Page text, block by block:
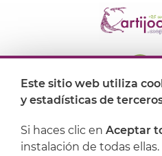
Dónde encontrarnos
Artijoc
Este sitio web utiliza
y estadísticas de
Si haces clic en Aceptar
instalación de todas ellas.